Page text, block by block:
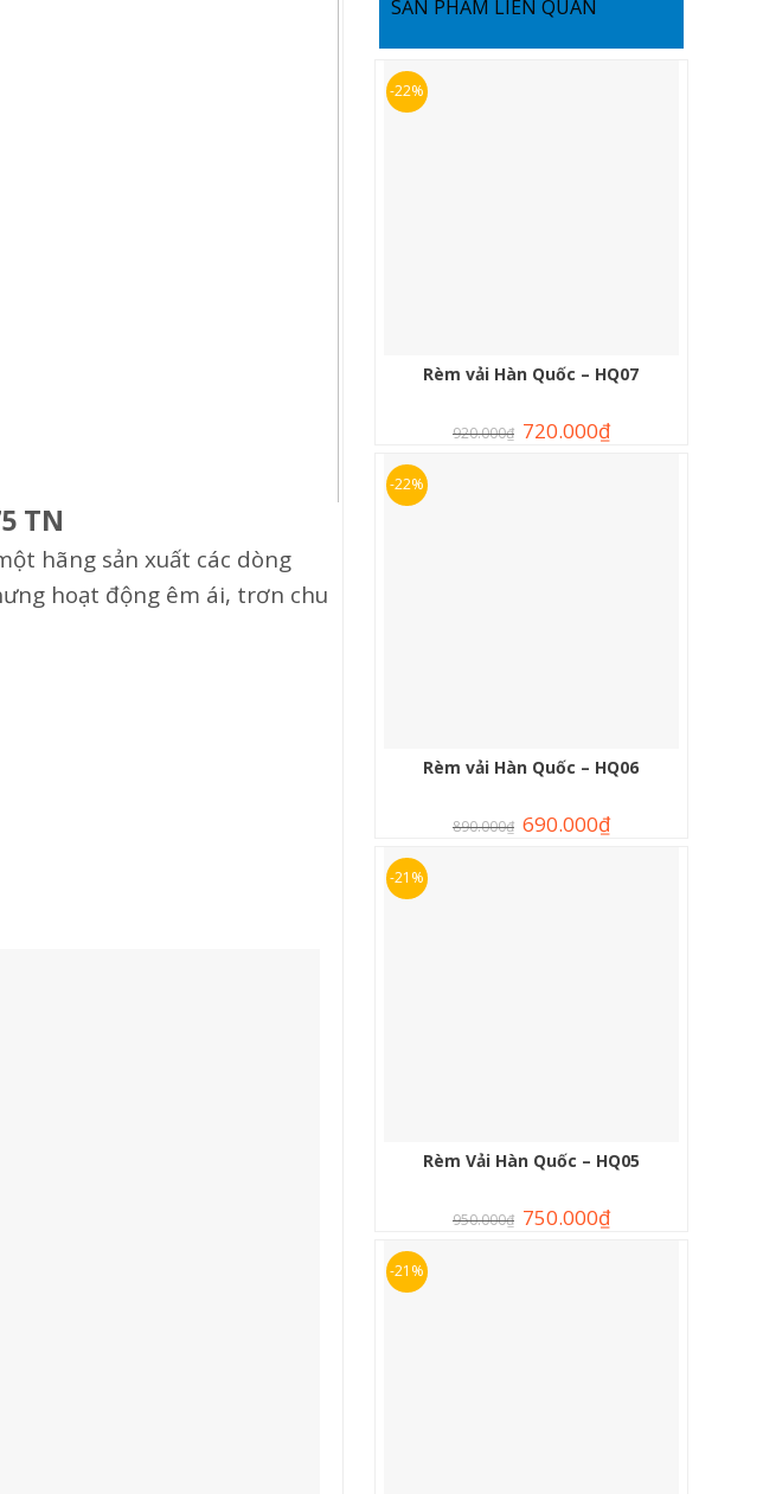
SẢN PHẨM LIÊN QUAN
-22%
Rèm vải Hàn Quốc – HQ07
920.000₫ 720.000₫
-22%
Rèm vải Hàn Quốc – HQ06
890.000₫ 690.000₫
-21%
Rèm Vải Hàn Quốc – HQ05
950.000₫ 750.000₫
-21%
TN
hãng sản xuất các dòng
hoạt động êm ái, trơn chu